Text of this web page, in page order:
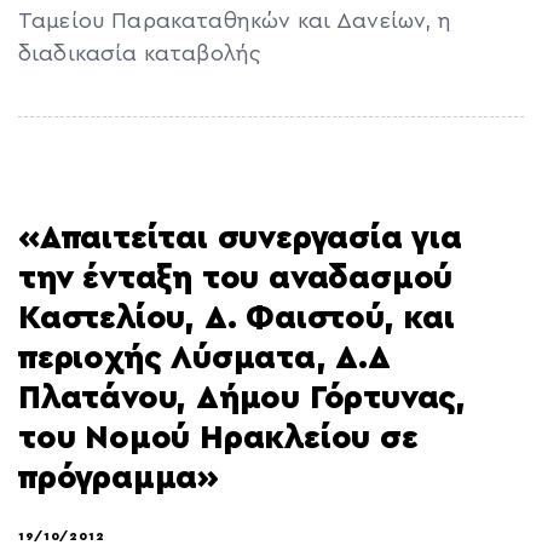
Ταμείου Παρακαταθηκών και Δανείων, η
διαδικασία καταβολής
«Απαιτείται συνεργασία για
την ένταξη του αναδασμού
Καστελίου, Δ. Φαιστού, και
περιοχής Λύσματα, Δ.Δ
Πλατάνου, Δήμου Γόρτυνας,
του Νομού Ηρακλείου σε
πρόγραμμα»
19/10/2012